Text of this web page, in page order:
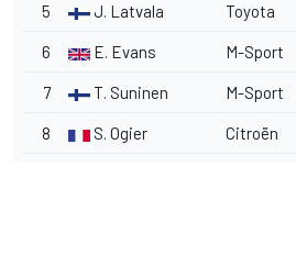
5 J. Latvala Toyota
6 E. Evans M-Sport
7 T. Suninen M-Sport
8 S. Ogier Citroën